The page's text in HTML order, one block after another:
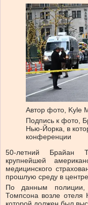
Автор фото, Kyle
Подпись к фото,
Нью-Йорка, в
конференции
50-летний Брайан
крупнейшей
медицинского
прошлую среду в
По данным полиции,
Томпсона возле отеля
которой должен был